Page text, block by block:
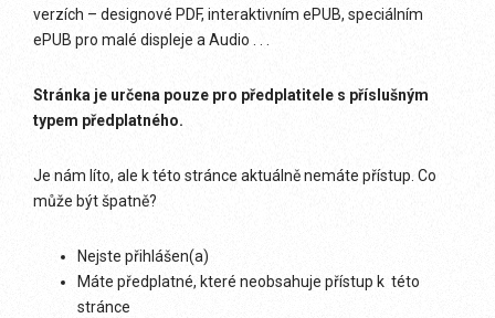
verzích – designové PDF, interaktivním ePUB, speciálním
ePUB pro malé displeje a Audio . . .
Stránka je určena pouze pro předplatitele s příslušným
typem předplatného.
Je nám líto, ale k této stránce aktuálně nemáte přístup. Co
může být špatně?
Nejste přihlášen(a)
Máte předplatné, které neobsahuje přístup k této
stránce